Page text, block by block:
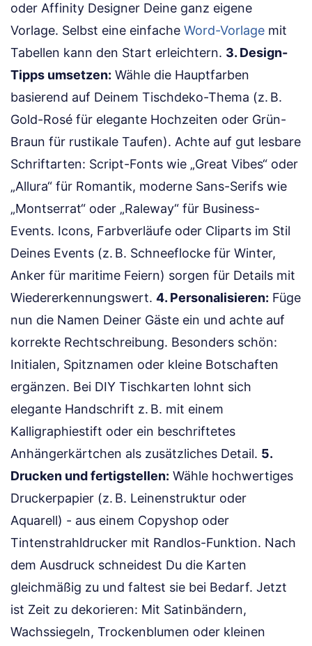
oder Affinity Designer Deine ganz eigene
Vorlage. Selbst eine einfache Word-Vorlage mit
Tabellen kann den Start erleichtern. 3. Design-
Tipps umsetzen: Wähle die Hauptfarben
basierend auf Deinem Tischdeko-Thema (z. B.
Gold-Rosé für elegante Hochzeiten oder Grün-
Braun für rustikale Taufen). Achte auf gut lesbare
Schriftarten: Script-Fonts wie „Great Vibes“ oder
„Allura“ für Romantik, moderne Sans-Serifs wie
„Montserrat“ oder „Raleway“ für Business-
Events. Icons, Farbverläufe oder Cliparts im Stil
Deines Events (z. B. Schneeflocke für Winter,
Anker für maritime Feiern) sorgen für Details mit
Wiedererkennungswert. 4. Personalisieren: Füge
nun die Namen Deiner Gäste ein und achte auf
korrekte Rechtschreibung. Besonders schön:
Initialen, Spitznamen oder kleine Botschaften
ergänzen. Bei DIY Tischkarten lohnt sich
elegante Handschrift z. B. mit einem
Kalligraphiestift oder ein beschriftetes
Anhängerkärtchen als zusätzliches Detail. 5.
Drucken und fertigstellen: Wähle hochwertiges
Druckerpapier (z. B. Leinenstruktur oder
Aquarell) - aus einem Copyshop oder
Tintenstrahldrucker mit Randlos-Funktion. Nach
dem Ausdruck schneidest Du die Karten
gleichmäßig zu und faltest sie bei Bedarf. Jetzt
ist Zeit zu dekorieren: Mit Satinbändern,
Wachssiegeln, Trockenblumen oder kleinen